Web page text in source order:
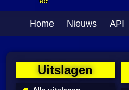
Home Nieuws API
Uitslagen